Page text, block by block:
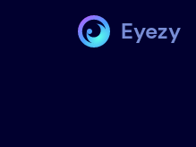
Eyezy